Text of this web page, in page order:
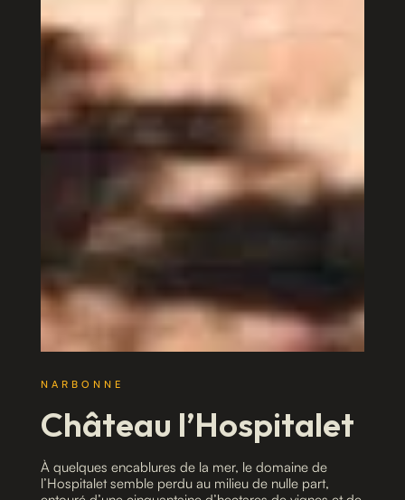
NARBONNE
Château l’Hospitalet
À quelques encablures de la mer, le domaine de
l’Hospitalet semble perdu au milieu de nulle part,